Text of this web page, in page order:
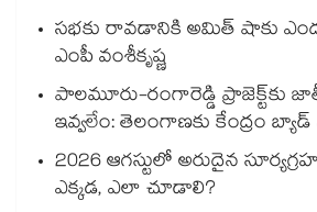
సభకు రావడానికి అమిత్ షాకు
ఎంపీ వంశీకృష్ణ
పాలమూరు-రంగారెడ్డి
ఇవ్వలేం: తెలంగాణకు కేంద్రం బ్యాడ్
2026 ఆగస్టులో అరుదైన
ఎక్కడ, ఎలా చూడాలి?